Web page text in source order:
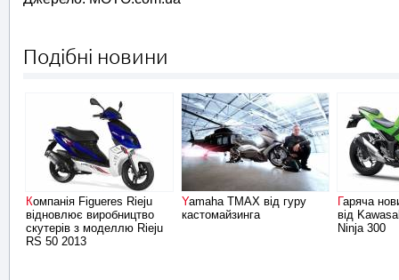
Подібні новини
Компанія Figueres Rieju
відновлює виробництво
скутерів з моделлю Rieju
RS 50 2013
Yamaha TMAX від гуру
кастомайзинга
Гаряча новинка 2013 року
від
Ninja 300